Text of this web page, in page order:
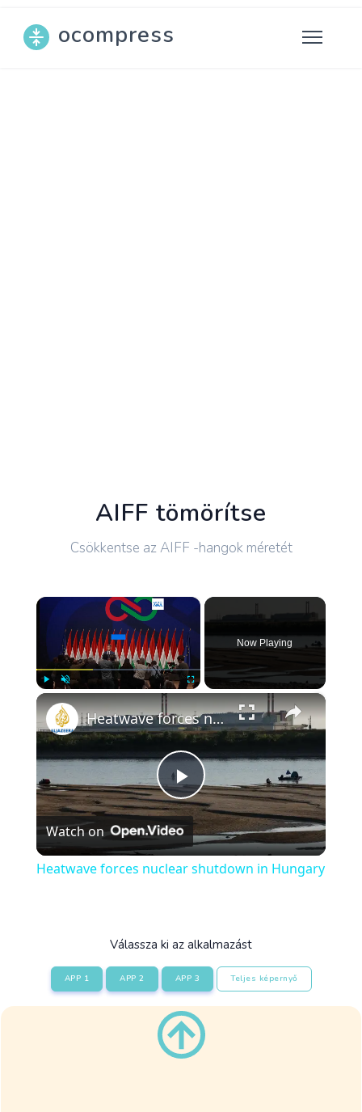
ocompress
AIFF tömörítse
Csökkentse az AIFF -hangok méretét
×
Now Playing
×
Play
Video
Heatwave forces nuclear shutdown in Hungary
Watch on
Heatwave forces nuclear shutdown in Hungary
Válassza ki az alkalmazást
APP 1 APP 2 APP 3 Teljes képernyő